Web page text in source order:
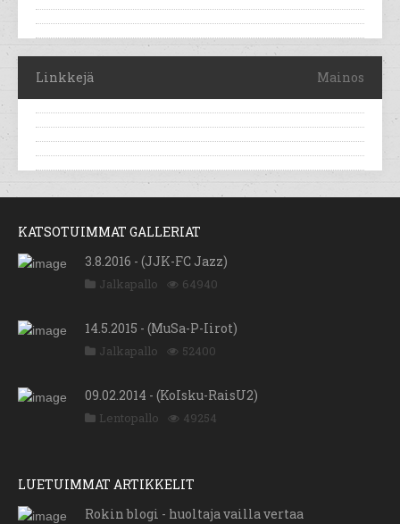
Linkkejä Mainos
KATSOTUIMMAT GALLERIAT
3.8.2016 - (JJK-FC Jazz)
Jalkapallo 64940
14.5.2015 - (MuSa-P-Iirot)
Jalkapallo 52400
09.02.2014 - (KoIsku-RaisU2)
Lentopallo 49254
LUETUIMMAT ARTIKKELIT
Rokin blogi - huoltaja vailla vertaa